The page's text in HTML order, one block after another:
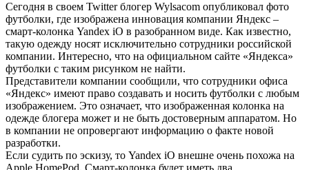
Сегодня в своем Twitter блогер Wylsacom опубликовал фото
футболки, где изображена инновация компании Яндекс –
смарт-колонка Yandex iO в разобранном виде. Как известно,
такую одежду носят исключительно сотрудники российской
компании. Интересно, что на официальном сайте «Яндекса»
футболки с таким рисунком не найти.
Представители компании сообщили, что сотрудники офиса
«Яндекс» имеют право создавать и носить футболки с любым
изображением. Это означает, что изображенная колонка на
одежде блогера может и не быть достоверным аппаратом. Но
в компании не опровергают информацию о факте новой
разработки.
Если судить по эскизу, то Yandex iO внешне очень похожа на